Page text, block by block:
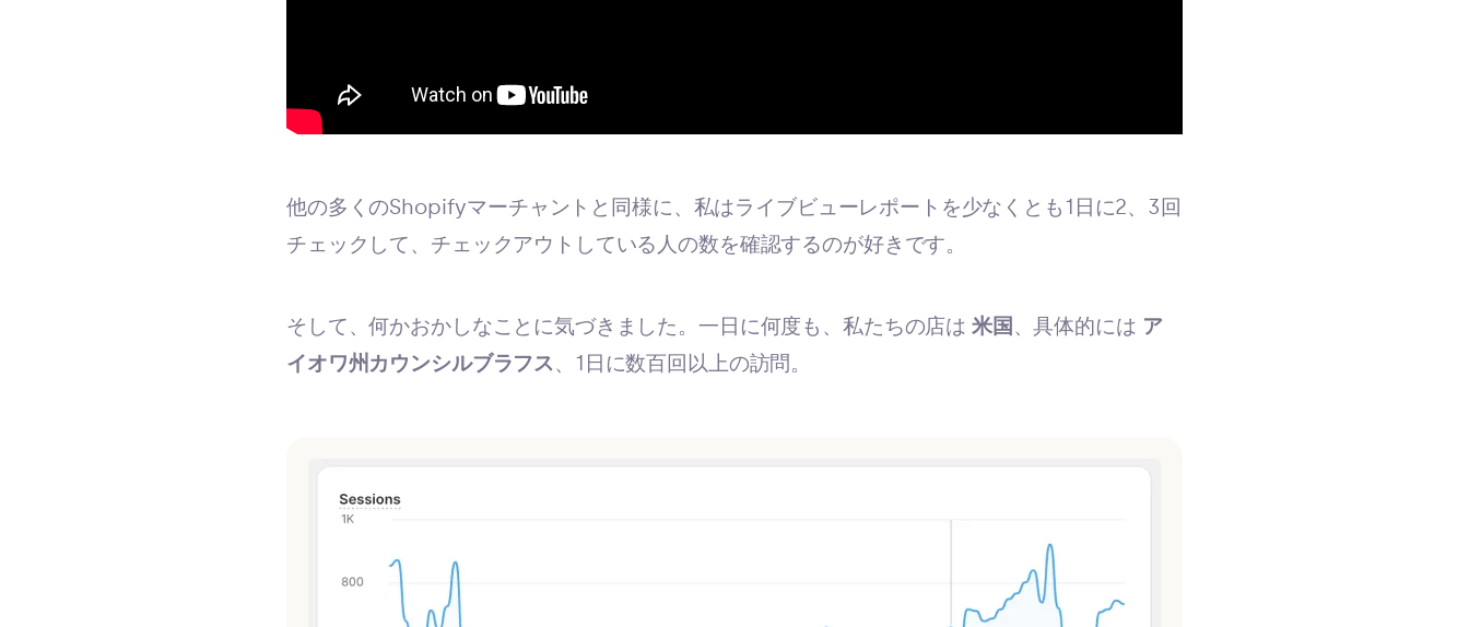
他の多くのShopifyマーチャントと同様に、私はライブビューレポートを少なくとも1日に2、3回
チェックして、チェックアウトしている人の数を確認するのが好きです。
そして、何かおかしなことに気づきました。一日に何度も、私たちの店は 米国、具体的には ア
イオワ州カウンシルブラフス、1日に数百回以上の訪問。